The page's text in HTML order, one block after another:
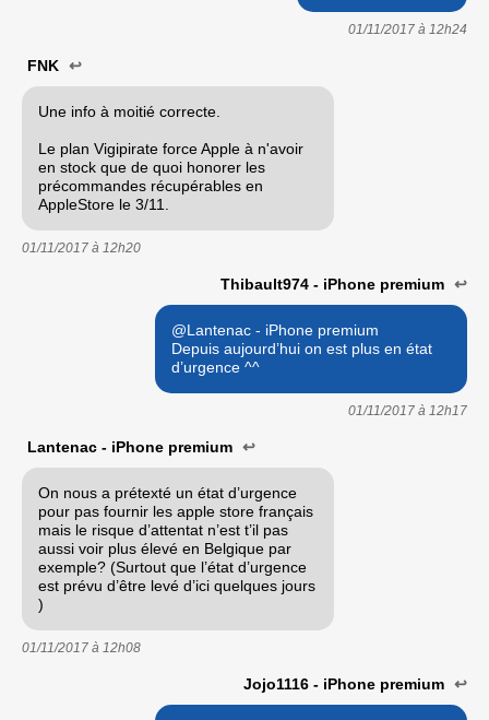
01/11/2017 à 12h24
FNK ↩
Une info à moitié correcte.
Le plan Vigipirate force Apple à n'avoir
en stock que de quoi honorer les
précommandes récupérables en
AppleStore le 3/11.
01/11/2017 à 12h20
Thibault974 - iPhone premium ↩
@Lantenac - iPhone premium
Depuis aujourd’hui on est plus en état
d’urgence ^^
01/11/2017 à 12h17
Lantenac - iPhone premium ↩
On nous a prétexté un état d’urgence
pour pas fournir les apple store français
mais le risque d’attentat n’est t’il pas
aussi voir plus élevé en Belgique par
exemple? (Surtout que l’état d’urgence
est prévu d’être levé d’ici quelques jours
)
01/11/2017 à 12h08
Jojo1116 - iPhone premium ↩